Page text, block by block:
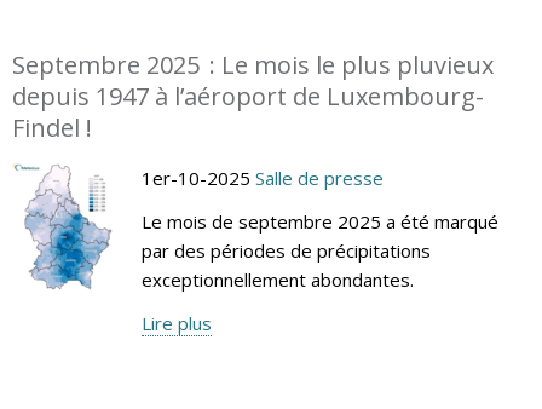
Septembre 2025 : Le mois le plus pluvieux
depuis 1947 à l’aéroport de Luxembourg-
Findel !
1er-10-2025 Salle de presse
Le mois de septembre 2025 a été marqué
par des périodes de précipitations
exceptionnellement abondantes.
Lire plus